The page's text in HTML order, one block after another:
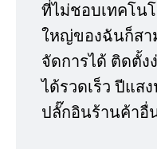
ที่ไม่ชอบเทคโน
ใหญ่ของฉันก็สา
จัดการได้ ติดตั้ง
ได้รวดเร็ว ปีแส
ปลั๊กอินร้านค้าอื่